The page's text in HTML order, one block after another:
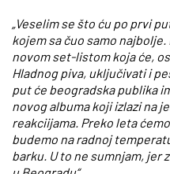
„Veselim se što ću po prvi
kojem sa čuo samo
novom set-listom koja će,
Hladnog piva, uključivati i
put će beogradska publika
novog albuma koji izlazi na
reakciijama. Preko leta
budemo na radnoj
barku. U to ne sumnjam, jer